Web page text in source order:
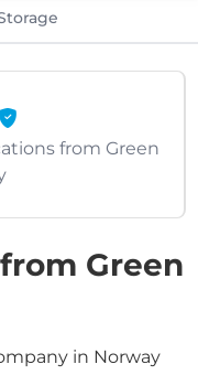
from Green
Green
in Norway